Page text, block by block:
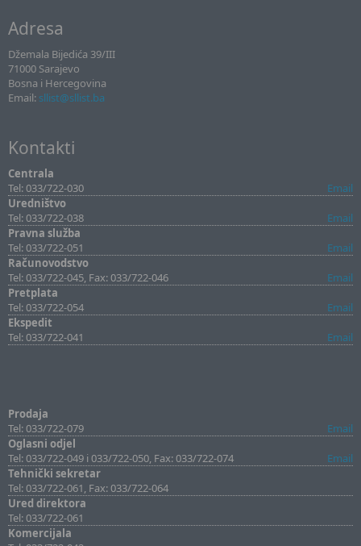
Adresa
Džemala Bijedića 39/III
71000 Sarajevo
Bosna i Hercegovina
Email: sllist@sllist.ba
Kontakti
Centrala
Tel: 033/722-030
Email
Uredništvo
Tel: 033/722-038
Email
Pravna služba
Tel: 033/722-051
Email
Računovodstvo
Tel: 033/722-045, Fax: 033/722-046
Email
Pretplata
Tel: 033/722-054
Email
Ekspedit
Tel: 033/722-041
Email
Prodaja
Tel: 033/722-079
Email
Oglasni odjel
Tel: 033/722-049 i 033/722-050, Fax: 033/722-074
Email
Tehnički sekretar
Tel: 033/722-061, Fax: 033/722-064
Ured direktora
Tel: 033/722-061
Komercijala